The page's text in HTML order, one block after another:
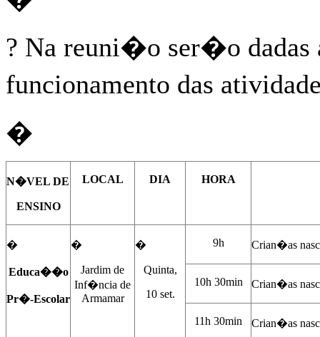
? Na reuni�o ser�o dadas
funcionamento das
�
N�VEL DE
ENSINO
LOCAL DIA HORA
�
Educa��o
Pr�-Escolar
�
Jardim de
Inf�ncia de
Armamar
�
Quinta,
10 set.
9h Crian�as
10h 30min Crian�as
11h 30min Crian�as